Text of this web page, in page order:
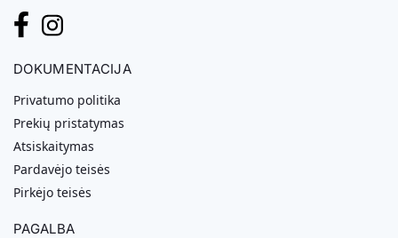
DOKUMENTACIJA
Privatumo politika
Prekių pristatymas
Atsiskaitymas
Pardavėjo teisės
Pirkėjo teisės
PAGALBA